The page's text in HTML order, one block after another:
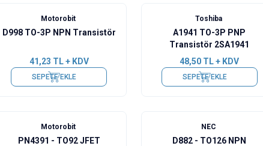
Motorobit
D998 TO-3P NPN Transistör
41,23 TL + KDV
SEPETE EKLE
Toshiba
A1941 TO-3P PNP
Transistör 2SA1941
48,50 TL + KDV
SEPETE EKLE
Motorobit
PN4391 - TO92 JFET
NEC
D882 - TO126 NPN